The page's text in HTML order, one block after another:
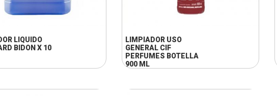
LIQUIDO
BIDON X 10
+ INFO
LIMPIADOR USO
GENERAL CIF
PERFUMES BOTELLA
900 ML